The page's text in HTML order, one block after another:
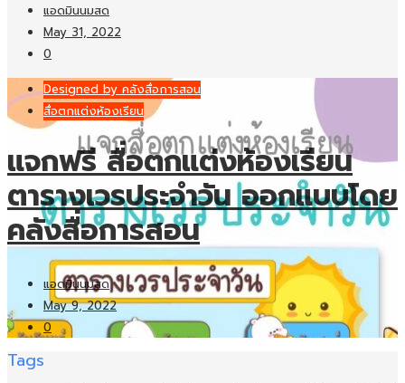
แอดมินนมสด
May 31, 2022
0
Designed by คลังสื่อการสอน
สื่อตกแต่งห้องเรียน
แจกฟรี สื่อตกแต่งห้องเรียน
ตารางเวรประจำวัน ออกแบบโดย
คลังสื่อการสอน
แอดมินนมสด
May 9, 2022
0
Tags